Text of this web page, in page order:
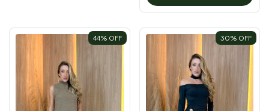
44% OFF 30% OFF